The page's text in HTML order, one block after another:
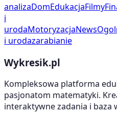
analizaDomEdukacjaFilmy
i
urodaMotoryzacjaNews
i urodazarabianie
Wykresik.pl
Kompleksowa platforma
pasjonatom matematyki.
interaktywne zadania i baza